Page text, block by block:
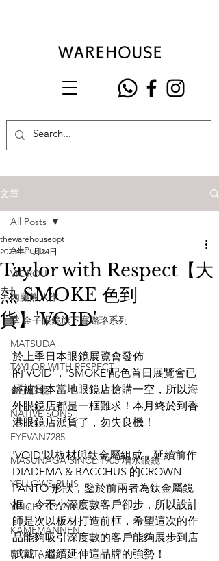
文章
All Posts
VIOROU
內藤熊八作
掌 金子眼鏡旗下賽璐珞系列
MATSUDA
TAYLOR WITH RESPECT
金子眼鏡
NATIVE SONS
EYEVAN7285
MASUNAGA SINCE 1905 增永眼鏡
YELLOWS PLUS
YUICHI TOYAMA
KAMEMANNEN
MYKITA
All Posts
Taylor with Respect【大
熱 SMOKE 色到
貨】'VOID'
thewarehouseopt
2023年11月24日
於上季日本眼鏡展覽會發佈
的'VOID'，'SMOKE'配色首日展覽會已
經被日本當地眼鏡店搶購一空，所以海
外眼鏡店都是一框難求！本月終於到香
港眼鏡店派貨了，勿失良機！
'VOID'以板材與鈦金屬組成，延續前作
DIADEMA & BACCHUS 的CROWN
PANTO 形狀，鑒於前兩者為鈦金屬鏡
框，令不小深度數客戶卻步，所以設計
師是次以板材打造前框，希望這次的作
品能夠吸引深度數的客戶能夠展步到店
試戴，繼續延伸這品牌的強勢！